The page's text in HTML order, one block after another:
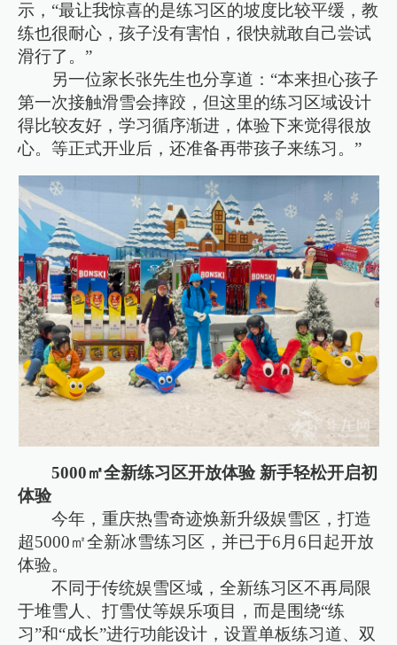
示，“最让我惊喜的是练习区的坡度比较平缓，教
练也很耐心，孩子没有害怕，很快就敢自己尝试
滑行了。”
另一位家长张先生也分享道：“本来担心孩子
第一次接触滑雪会摔跤，但这里的练习区域设计
得比较友好，学习循序渐进，体验下来觉得很放
心。等正式开业后，还准备再带孩子来练习。”
5000㎡全新练习区开放体验 新手轻松开启初
体验
今年，重庆热雪奇迹焕新升级娱雪区，打造
超5000㎡全新冰雪练习区，并已于6月6日起开放
体验。
不同于传统娱雪区域，全新练习区不再局限
于堆雪人、打雪仗等娱乐项目，而是围绕“练
习”和“成长”进行功能设计，设置单板练习道、双